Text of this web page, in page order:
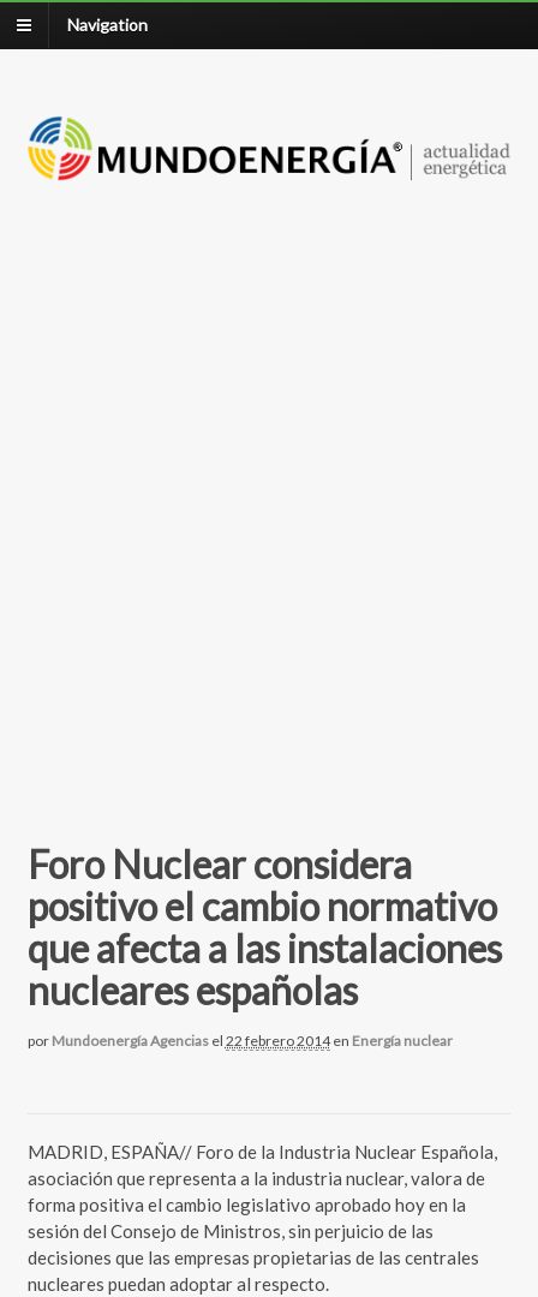
Navigation
Foro Nuclear considera
positivo el cambio normativo
que afecta a las instalaciones
nucleares españolas
por Mundoenergía Agencias el 22 febrero 2014 en Energía nuclear
MADRID, ESPAÑA// Foro de la Industria Nuclear Española,
asociación que representa a la industria nuclear, valora de
forma positiva el cambio legislativo aprobado hoy en la
sesión del Consejo de Ministros, sin perjuicio de las
decisiones que las empresas propietarias de las centrales
nucleares puedan adoptar al respecto.